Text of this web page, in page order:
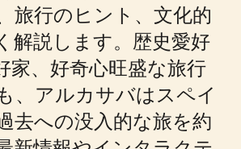
旅行のヒント、文化的
解説します。歴史愛好
家、好奇心旺盛な旅行
、アルカサバはスペイ
去への没入的な旅を約